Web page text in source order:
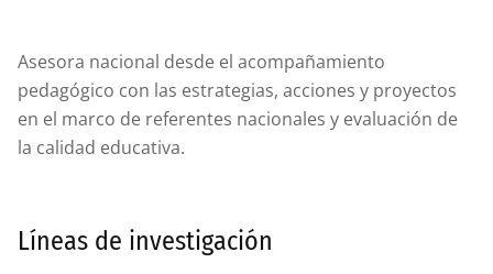
Asesora nacional desde el acompañamiento
pedagógico con las estrategias, acciones y proyectos
en el marco de referentes nacionales y evaluación de
la calidad educativa.
Líneas de investigación